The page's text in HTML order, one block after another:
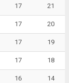
17 21
17 20
17 19
17 18
16 14